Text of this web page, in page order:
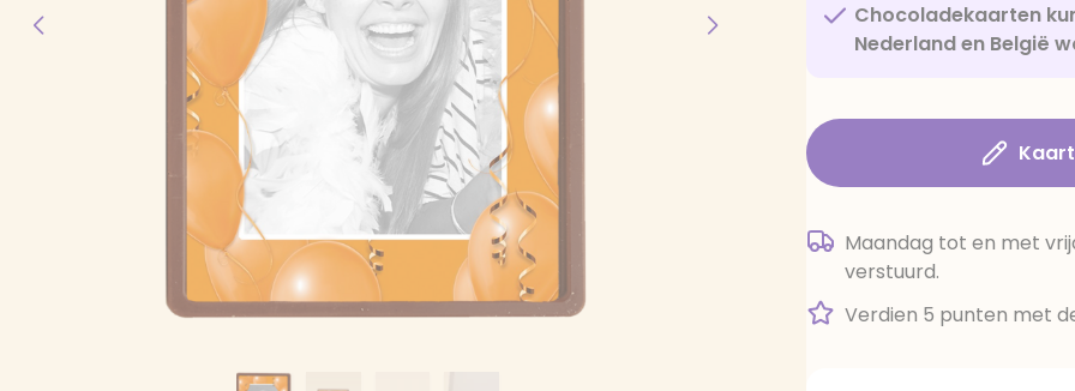
Chocoladekaarten
Nederland en België
Maandag tot en met
verstuurd.
Verdien 5 punten met